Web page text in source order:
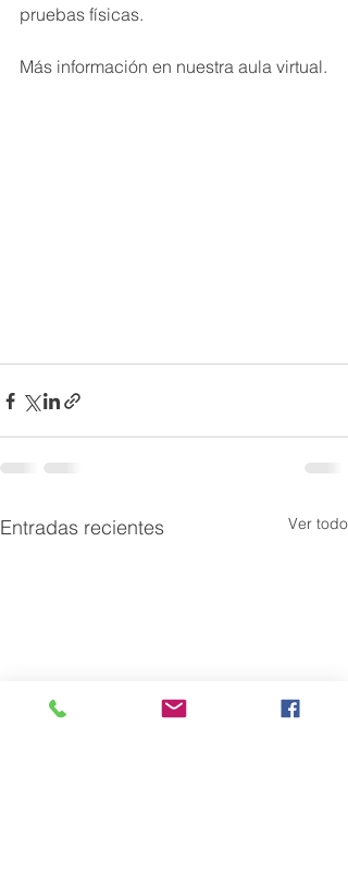
pruebas físicas.
Más información en nuestra aula virtual.
Entradas recientes Ver todo